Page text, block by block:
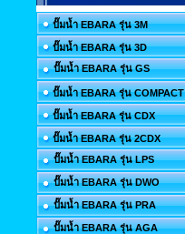
ปั๊มน้ำ EBARA รุ่น 3M
ปั๊มน้ำ EBARA รุ่น 3D
ปั๊มน้ำ EBARA รุ่น GS
ปั๊มน้ำ EBARA รุ่น COMPACT
ปั๊มน้ำ EBARA รุ่น CDX
ปั๊มน้ำ EBARA รุ่น 2CDX
ปั๊มน้ำ EBARA รุ่น LPS
ปั๊มน้ำ EBARA รุ่น DWO
ปั๊มน้ำ EBARA รุ่น PRA
ปั๊มน้ำ EBARA รุ่น AGA